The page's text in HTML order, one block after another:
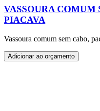
VASSOURA COMUM
PIACAVA
Vassoura comum sem cabo,
Adicionar ao orçamento